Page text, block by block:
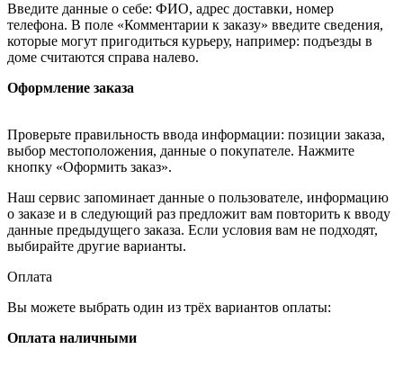
Введите данные о себе: ФИО, адрес доставки, номер
телефона. В поле «Комментарии к заказу» введите сведения,
которые могут пригодиться курьеру, например: подъезды в
доме считаются справа налево.
Оформление заказа
Проверьте правильность ввода информации: позиции заказа,
выбор местоположения, данные о покупателе. Нажмите
кнопку «Оформить заказ».
Наш сервис запоминает данные о пользователе, информацию
о заказе и в следующий раз предложит вам повторить к вводу
данные предыдущего заказа. Если условия вам не подходят,
выбирайте другие варианты.
Оплата
Вы можете выбрать один из трёх вариантов оплаты:
Оплата наличными